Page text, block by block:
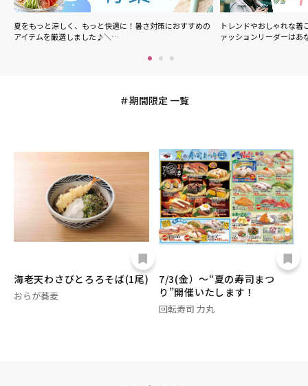
夏をもっと涼しく、もっと快適に！暑さ対策におすすめの
アイテムを厳選しました♪＼…
トレンドやおしゃれな着
ァッションリーダーは
期間限定 一覧
海老天わさびとろろそば(1尾)
おらが蕎麦
7/3(金）～“夏の寿司まつ
り”開催いたします！
回転寿司 力丸